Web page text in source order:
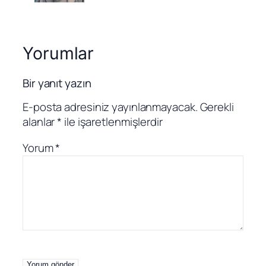
Yorumlar
Bir yanıt yazın
E-posta adresiniz yayınlanmayacak.Gerekli
alanlar* ile işaretlenmişlerdir
Yorum*